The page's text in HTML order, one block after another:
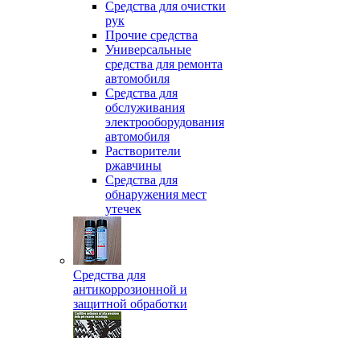
Средства для очистки
рук
Прочие средства
Универсальные
средства для ремонта
автомобиля
Средства для
обслуживания
электрооборудования
автомобиля
Растворители
ржавчины
Средства для
обнаружения мест
утечек
Средства для
антикоррозионной и
защитной обработки